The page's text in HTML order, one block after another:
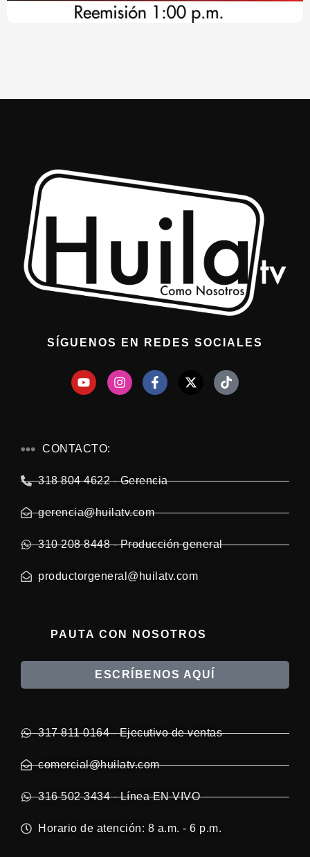
SÍGUENOS EN REDES SOCIALES
CONTACTO:
318 804 4622 - Gerencia
gerencia@huilatv.com
310 208 8448 - Producción general
productorgeneral@huilatv.com
PAUTA CON NOSOTROS
ESCRÍBENOS AQUÍ
317 811 0164 - Ejecutivo de ventas
comercial@huilatv.com
316 502 3434 - Línea EN VIVO
Horario de atención: 8 a.m. - 6 p.m.